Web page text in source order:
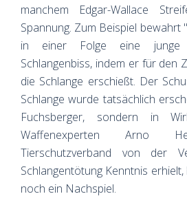
manchem Edgar-Wallace
Spannung. Zum Beispiel bewahrt
in einer Folge eine
Schlangenbiss, indem er für den
die Schlange erschießt. Der
Schlange wurde tatsächlich
Fuchsberger, sondern in
Waffenexperten Arno
Tierschutzverband von der
Schlangentötung Kenntnis
noch ein Nachspiel.